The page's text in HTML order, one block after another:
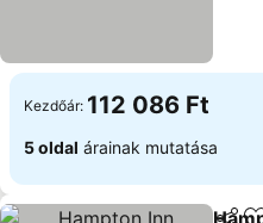
Kezdőár: 112 086 Ft
5 oldal árainak mutatása